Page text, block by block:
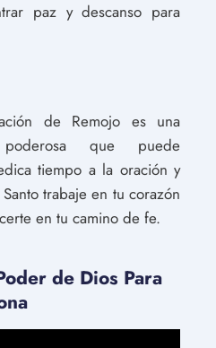
paz y descanso para
de Remojo es una
que puede
tiempo a la oración y
trabaje en tu corazón
en tu camino de fe.
de Dios Para